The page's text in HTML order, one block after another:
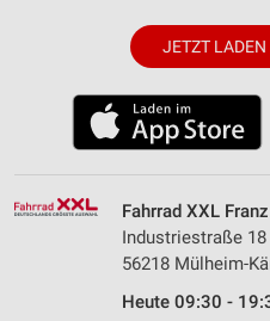
JETZT LADEN
Fahrrad XXL
Industriestraße 18
56218 Mülheim-
Heute 09:30 -